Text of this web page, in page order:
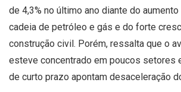
de 4,3% no último ano diante do
cadeia de petróleo e gás e do forte
construção civil. Porém, ressalta que o
esteve concentrado em poucos setores
de curto prazo apontam desaceleração